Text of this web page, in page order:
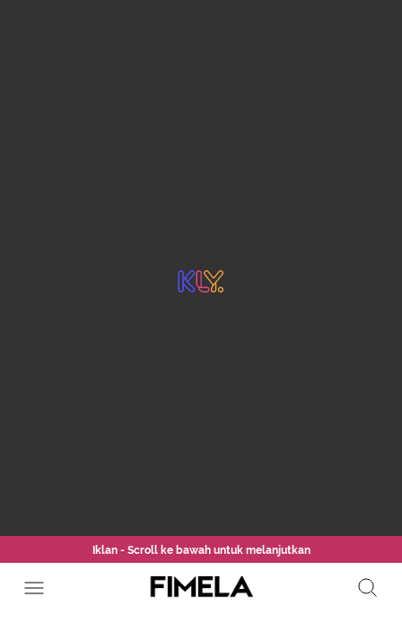
Iklan - Scroll ke bawah untuk melanjutkan